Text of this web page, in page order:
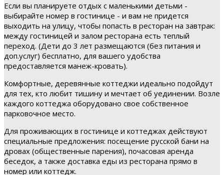
Если вы планируете отдых с маленькими детьми -
выбирайте номер в гостинице - и вам не придется
выходить на улицу, чтобы попасть в ресторан на завтрак:
между гостиницей и залом ресторана есть теплый
переход. (Дети до 3 лет размещаются (без питания и
доп.услуг) бесплатно, для вашего удобства
предоставляется манеж-кровать).
Комфортные, деревянные коттеджи идеально подойдут
для тех, кто любит тишину и мечтает об уединении. Возле
каждого коттеджа оборудовано свое собственное
парковочное место.
Для проживающих в гостинице и коттеджах действуют
специальные предложения: посещение русской бани на
дровах (общественные парения), почасовая аренда
беседок, а также доставка еды из ресторана прямо в
номер или коттедж.